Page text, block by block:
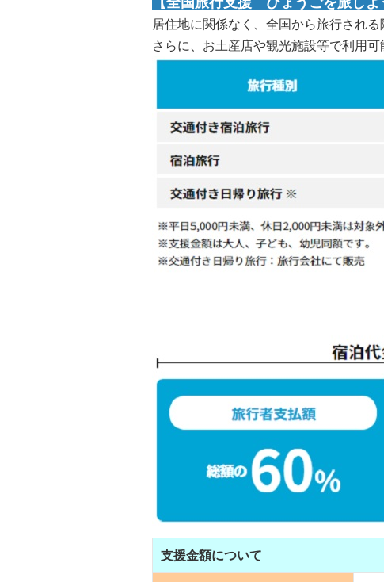
居住地に関係なく、全国から旅行される
さらに、お土産店や観光施設等で利用
支援金額について